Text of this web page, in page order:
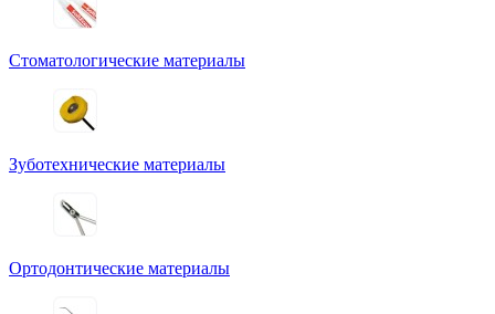
Стоматологические материалы
Зуботехнические материалы
Ортодонтические материалы